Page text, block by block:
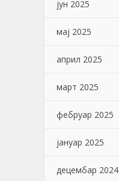
јун 2025
мај 2025
април 2025
март 2025
фебруар 2025
јануар 2025
децембар 2024